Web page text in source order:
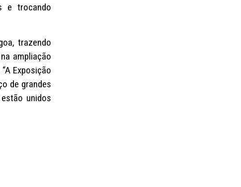
e trocando
trazendo
ampliação
Exposição
de grandes
unidos